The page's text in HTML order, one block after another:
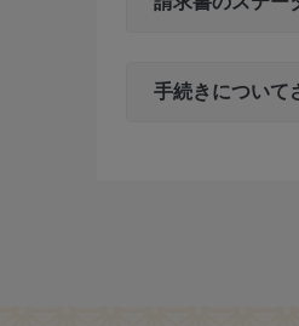
手続きについて